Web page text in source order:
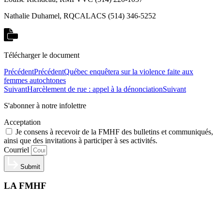
Nathalie Duhamel, RQCALACS (514) 346-5252
Télécharger le document
PrécédentPrécédentQuébec enquêtera sur la violence faite aux
femmes autochtones
SuivantHarcèlement de rue : appel à la dénonciationSuivant
S'abonner à notre infolettre
Acceptation
Je consens à recevoir de la FMHF des bulletins et communiqués,
ainsi que des invitations à participer à ses activités.
Courriel
Submit
LA FMHF